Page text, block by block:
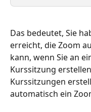
Das bedeutet, Sie
erreicht, die Zoom
kann, wenn Sie an
Kurssitzung
Kurssitzungen
automatisch ein